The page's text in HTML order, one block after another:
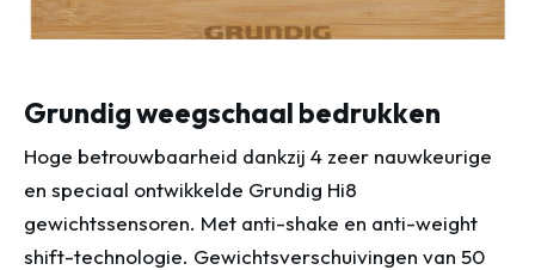
Grundig weegschaal bedrukken
Hoge betrouwbaarheid dankzij 4 zeer nauwkeurige
en speciaal ontwikkelde Grundig Hi8
gewichtssensoren. Met anti-shake en anti-weight
shift-technologie. Gewichtsverschuivingen van 50